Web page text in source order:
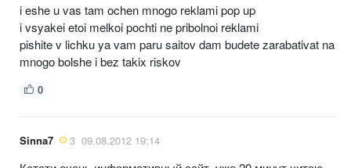
i eshe u vas tam ochen mnogo reklami pop up
i vsyakei etoi melkoi pochti ne pribolnoi reklami
pishite v lichku ya vam paru saitov dam budete zarabativat na
mnogo bolshe i bez takix riskov
0
Sinna7 3 09.08.2012 19:14